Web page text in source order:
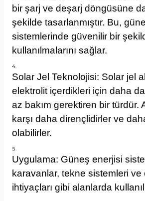
bir şarj ve deşarj döngüsüne
şekilde tasarlanmıştır. Bu,
sistemlerinde güvenilir bir
kullanılmalarını sağlar.
Solar Jel Teknolojisi: Solar jel
elektrolit içerdikleri için daha
az bakım gerektiren bir türdür.
karşı daha dirençlidirler ve
olabilirler.
Uygulama: Güneş enerjisi
karavanlar, tekne sistemleri ve
ihtiyaçları gibi alanlarda